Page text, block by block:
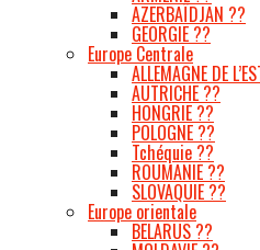
AZERBAÏDJAN ??
GEORGIE ??
Europe Centrale
ALLEMAGNE DE
AUTRICHE ??
HONGRIE ??
POLOGNE ??
Tchéquie ??
ROUMANIE ??
SLOVAQUIE ??
Europe orientale
BELARUS ??